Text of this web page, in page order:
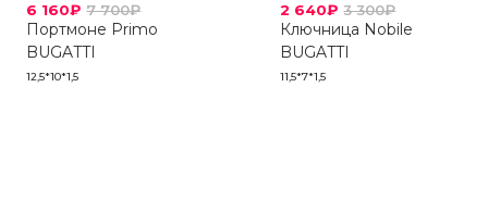
6 160₽ 7 700₽
Портмоне Primo
BUGATTI
12,5*10*1,5
2 640₽ 3 300₽
Ключница Nobile
BUGATTI
11,5*7*1,5